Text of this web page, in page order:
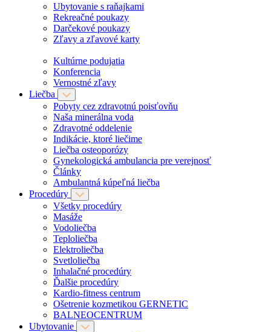
Ubytovanie s raňajkami
Rekreačné poukazy
Darčekové poukazy
Zľavy a zľavové karty
Kultúrne podujatia
Konferencia
Vernostné zľavy
Liečba
Pobyty cez zdravotnú poisťovňu
Naša minerálna voda
Zdravotné oddelenie
Indikácie, ktoré liečime
Liečba osteoporózy
Gynekologická ambulancia pre verejnosť
Články
Ambulantná kúpeľná liečba
Procedúry
Všetky procedúry
Masáže
Vodoliečba
Teploliečba
Elektroliečba
Svetloliečba
Inhalačné procedúry
Ďalšie procedúry
Kardio-fitness centrum
Ošetrenie kozmetikou GERNETIC
BALNEOCENTRUM
Ubytovanie